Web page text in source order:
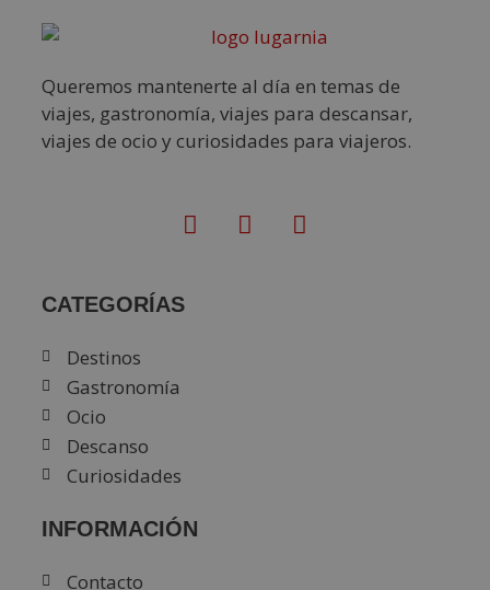
Queremos mantenerte al día en temas de
viajes, gastronomía, viajes para descansar,
viajes de ocio y curiosidades para viajeros.
CATEGORÍAS
Destinos
Gastronomía
Ocio
Descanso
Curiosidades
INFORMACIÓN
Contacto